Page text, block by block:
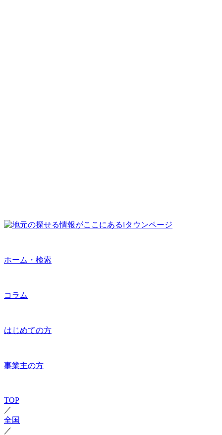
ホーム・検索
コラム
はじめての方
事業主の方
TOP
／
全国
／